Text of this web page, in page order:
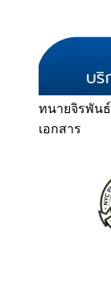
ทนายจิรพันธ์
เอกสาร